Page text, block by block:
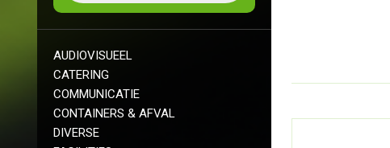
AUDIOVISUEEL
CATERING
COMMUNICATIE
CONTAINERS & AFVAL
DIVERSE